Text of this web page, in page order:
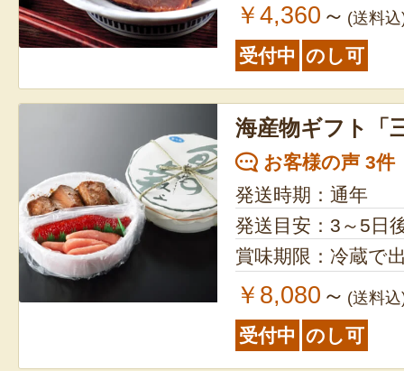
￥4,360 ～ (送料
受付中 のし可
海産物ギフト「
お客様の声 3件
発送時期：通年
発送目安：3～5日
賞味期限：冷蔵で
￥8,080 ～ (送料
受付中 のし可